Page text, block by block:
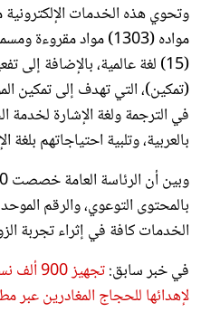
وتحوي هذه الخدمات
مواده (1303) مواد
(15) لغة عالمية، بالإضافة إلى
(تمكين)، التي تهدف إلى تمكين
في الترجمة ولغة الإشارة لخدمة
بالعربية، وتلبية احتياجاتهم بلغة
بالمحتوى التوعوي، والرقم
الخدمات كافة في إثراء تجربة
في خبر سابق:
تجهيز
لإهدائها للحجاج المغادرين عبر